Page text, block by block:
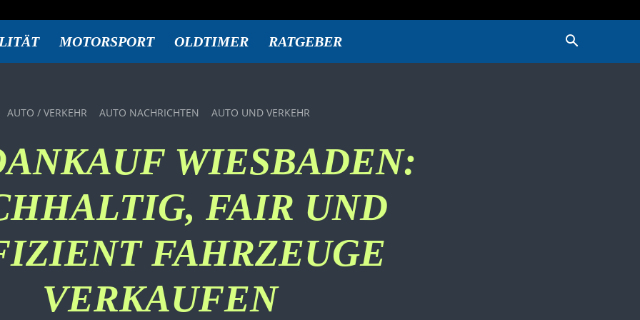
MOTORSPORT OLDTIMER RATGEBER
AUTO / VERKEHR AUTO NACHRICHTEN AUTO UND VERKEHR
WIESBADEN:
FAIR UND
FAHRZEUGE
VERKAUFEN